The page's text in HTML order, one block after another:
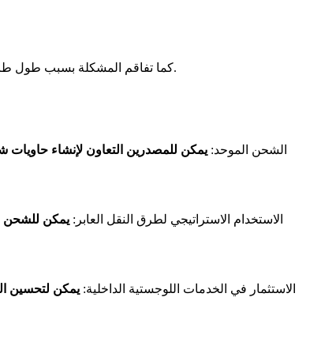
لا تزال تكاليف النقل تمثل تحديًا كبيرًا للمصدرين الأفارقة، على الرغم من الأسعار التفضيلية التي تقدمها شركة COSCO. كما تفاقم المشكلة بسبب طول طرق الشحن وندرة الحاويات.
- الشحن الموحد: يمكن للمصدرين التعاون لإنشاء
- الاستخدام الاستراتيجي لطرق النقل العابر: يمكن للشحن
- الاستثمار في الخدمات اللوجستية الداخلية: يمكن لتحسين